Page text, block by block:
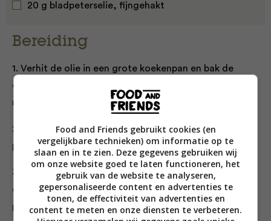
20 g bladpeterselie, fijngehakt
Bereiding
1. Verhit de olie in een grote koekenpan en bak de
courgettes, laurierblaadjes en knoflook 5 minuten op
middelhoog vuur.
2. Voeg de kerstomaten, tomatenpuree, wat zout en
peper toe; verhit 10 minuten mee.
3. Voeg voor de laatste 3 minuten de garnalen, het
citroensap en de geraspte citroenschil toe. Neem de
pan van het vuur als de garnalen roze zijn.
Food and Friends gebruikt cookies (en
vergelijkbare technieken) om informatie op te
slaan en in te zien. Deze gegevens gebruiken wij
om onze website goed te laten functioneren, het
gebruik van de website te analyseren,
gepersonaliseerde content en advertenties te
tonen, de effectiviteit van advertenties en
content te meten en onze diensten te verbeteren.